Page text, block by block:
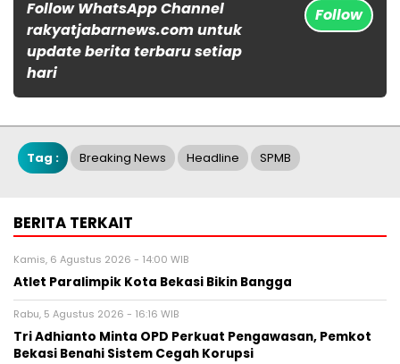
Follow WhatsApp Channel
rakyatjabarnews.com untuk
update berita terbaru setiap
hari
Follow
Tag : Breaking News Headline SPMB
BERITA TERKAIT
Kamis, 6 Agustus 2026 - 14:00 WIB
Atlet Paralimpik Kota Bekasi Bikin Bangga
Rabu, 5 Agustus 2026 - 16:16 WIB
Tri Adhianto Minta OPD Perkuat Pengawasan, Pemkot
Bekasi Benahi Sistem Cegah Korupsi